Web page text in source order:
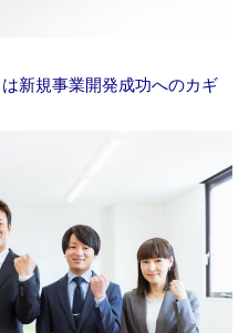
新規事業開発成功へのカギ